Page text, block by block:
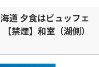
道 夕食はビュッフェ
禁煙】和室（湖側）